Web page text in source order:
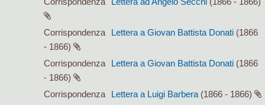
Corrispondenza Lettera a Giovan Battista Donati (1866
- 1866)
Corrispondenza
Lettera a Giovan Battista Donati (1866
- 1866)
Corrispondenza
Lettera a Luigi Barbera (1866 - 1866)